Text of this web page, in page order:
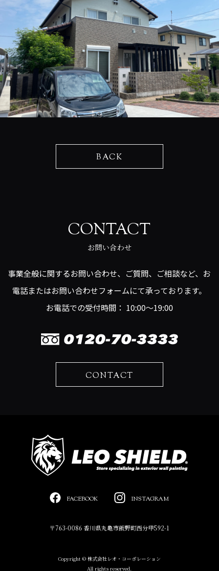
BACK
CONTACT
お問い合わせ
事業全般に関するお問い合わせ、ご質問、ご相談など、お
電話またはお問い合わせフォームにて承っております。
お電話での受付時間： 10:00～19:00
CONTACT
FACEBOOK INSTAGRAM
〒763-0086 香川県丸亀市飯野町西分甲592-1
Copyright © 株式会社レオ・コーポレーション
All rights reserved.